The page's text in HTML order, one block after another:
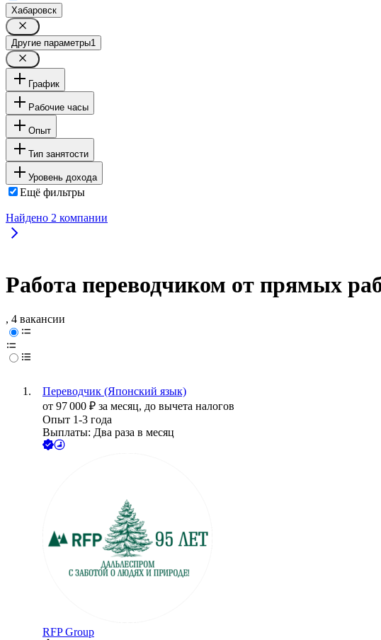
Хабаровск
Другие параметры1
График
Рабочие часы
Опыт
Тип занятости
Уровень дохода
Ещё фильтры
Найдено 2 компании
Работа переводчиком от прямых
, 4 вакансии
Переводчик (Японский язык)
от 97 000 ₽ за месяц, до вычета налогов
Опыт 1-3 года
Выплаты: Два раза в месяц
RFP Group